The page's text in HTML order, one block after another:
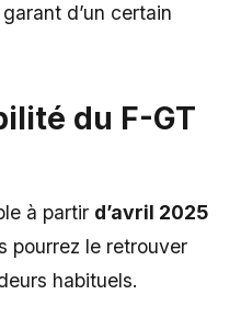
d’un certain
du F-GT
à partir d’avril 2025
pourrez le retrouver
habituels.